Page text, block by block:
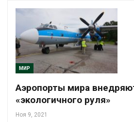
МИР
Аэропорты мира
«экологичного руля»
Ноя 9, 2021